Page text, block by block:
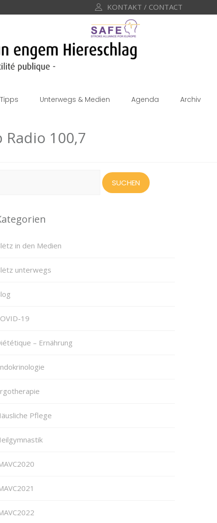
KONTAKT / CONTACT
Tipps Unterwegs & Medien Agenda Archiv
100,7
in den Medien
unterwegs
19
– Ernährung
Pflege